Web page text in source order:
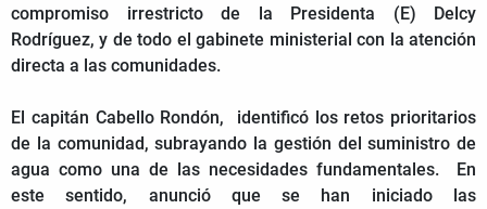
compromiso irrestricto de la Presidenta (E) Delcy
Rodríguez, y de todo el gabinete ministerial con la atención
directa a las comunidades.
El capitán Cabello Rondón, identificó los retos prioritarios
de la comunidad, subrayando la gestión del suministro de
agua como una de las necesidades fundamentales. En
este sentido, anunció que se han iniciado las